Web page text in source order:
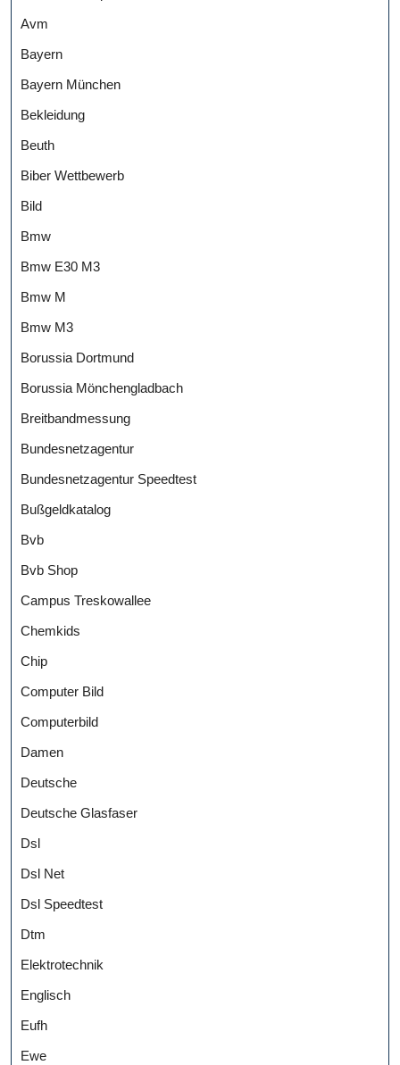
Avm
Bayern
Bayern München
Bekleidung
Beuth
Biber Wettbewerb
Bild
Bmw
Bmw E30 M3
Bmw M
Bmw M3
Borussia Dortmund
Borussia Mönchengladbach
Breitbandmessung
Bundesnetzagentur
Bundesnetzagentur Speedtest
Bußgeldkatalog
Bvb
Bvb Shop
Campus Treskowallee
Chemkids
Chip
Computer Bild
Computerbild
Damen
Deutsche
Deutsche Glasfaser
Dsl
Dsl Net
Dsl Speedtest
Dtm
Elektrotechnik
Englisch
Eufh
Ewe